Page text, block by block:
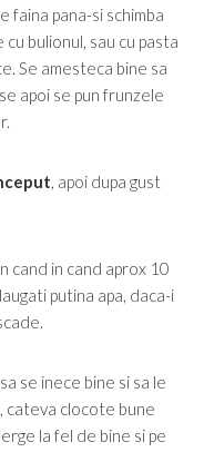
faina pana-si schimba
bulionul, sau cu pasta
Se amesteca bine sa
apoi se pun frunzele
, apoi dupa gust
cand in cand aprox 10
putina apa, daca-i
se inece bine si sa le
cateva clocote bune
la fel de bine si pe